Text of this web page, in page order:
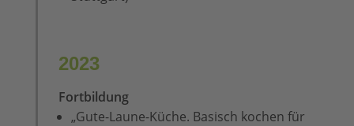
2023
Fortbildung
„Gute-Laune-Küche. Basisch kochen für